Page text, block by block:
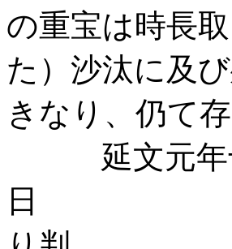
の重宝は時長
た）沙汰に及
きなり、仍て
延文元年
日